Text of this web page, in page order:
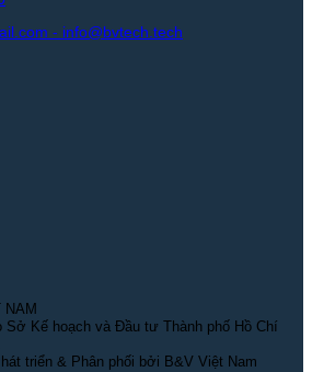
- info@bvtech.tech
Sở Kế hoạch và Đầu tư Thành phố Hồ Chí
triển & Phân phối bởi B&V Việt Nam